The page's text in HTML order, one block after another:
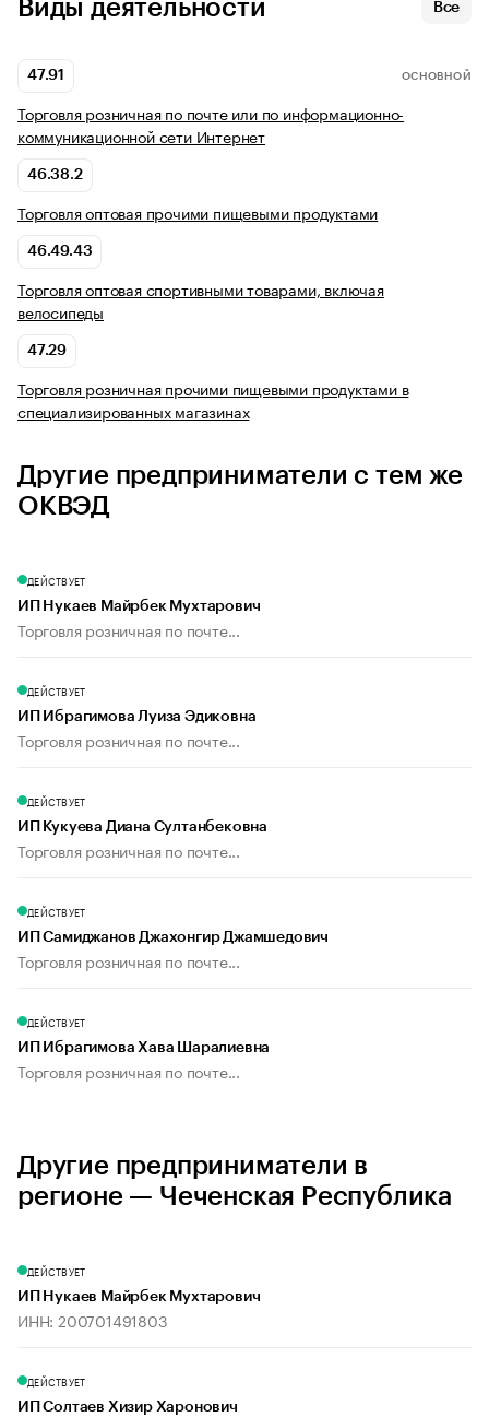
Виды деятельности Все
47.91 ОСНОВНОЙ
Торговля розничная по почте или по информационно-
коммуникационной сети Интернет
46.38.2
Торговля оптовая прочими пищевыми продуктами
46.49.43
Торговля оптовая спортивными товарами, включая
велосипеды
47.29
Торговля розничная прочими пищевыми продуктами в
специализированных магазинах
Другие предприниматели с тем же
ОКВЭД
ДЕЙСТВУЕТ
ИП Нукаев Майрбек Мухтарович
Торговля розничная по почте...
ДЕЙСТВУЕТ
ИП Ибрагимова Луиза Эдиковна
Торговля розничная по почте...
ДЕЙСТВУЕТ
ИП Кукуева Диана Султанбековна
Торговля розничная по почте...
ДЕЙСТВУЕТ
ИП Самиджанов Джахонгир Джамшедович
Торговля розничная по почте...
ДЕЙСТВУЕТ
ИП Ибрагимова Хава Шаралиевна
Торговля розничная по почте...
Другие предприниматели в
регионе — Чеченская Республика
ДЕЙСТВУЕТ
ИП Нукаев Майрбек Мухтарович
ИНН: 200701491803
ДЕЙСТВУЕТ
ИП Солтаев Хизир Харонович